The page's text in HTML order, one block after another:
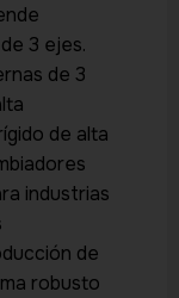
3 ejes.
de 3
de alta
industrias
de
robusto